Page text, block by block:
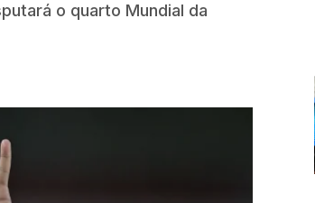
o quarto Mundial da